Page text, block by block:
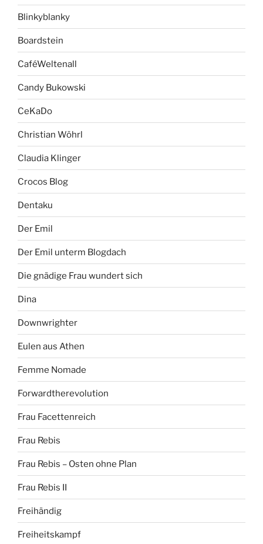
Blinkyblanky
Boardstein
CaféWeltenall
Candy Bukowski
CeKaDo
Christian Wöhrl
Claudia Klinger
Crocos Blog
Dentaku
Der Emil
Der Emil unterm Blogdach
Die gnädige Frau wundert sich
Dina
Downwrighter
Eulen aus Athen
Femme Nomade
Forwardtherevolution
Frau Facettenreich
Frau Rebis
Frau Rebis – Osten ohne Plan
Frau Rebis II
Freihändig
Freiheitskampf